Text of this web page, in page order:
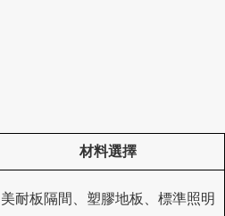
材料選擇
美耐板隔間、塑膠地板、標準照明